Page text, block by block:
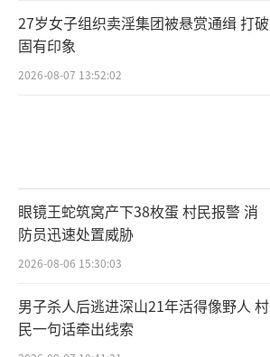
27岁女子组织卖淫集团被悬赏通缉 打破
固有印象
2026-08-07 13:52:02
眼镜王蛇筑窝产下38枚蛋 村民报警 消
防员迅速处置威胁
2026-08-06 15:30:03
男子杀人后逃进深山21年活得像野人 村
民一句话牵出线索